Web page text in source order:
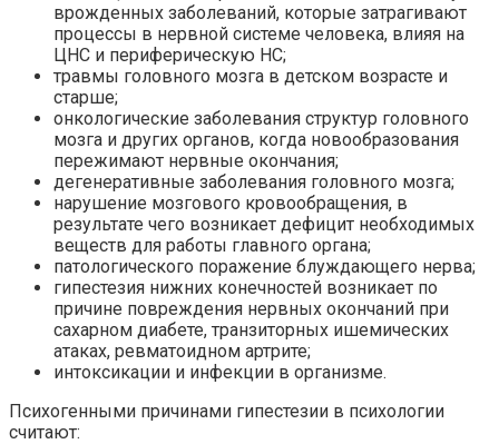
врожденных заболеваний, которые затрагивают
процессы в нервной системе человека, влияя на
ЦНС и периферическую НС;
травмы головного мозга в детском возрасте и
старше;
онкологические заболевания структур головного
мозга и других органов, когда новообразования
пережимают нервные окончания;
дегенеративные заболевания головного мозга;
нарушение мозгового кровообращения, в
результате чего возникает дефицит необходимых
веществ для работы главного органа;
патологического поражение блуждающего нерва;
гипестезия нижних конечностей возникает по
причине повреждения нервных окончаний при
сахарном диабете, транзиторных ишемических
атаках, ревматоидном артрите;
интоксикации и инфекции в организме.
Психогенными причинами гипестезии в психологии
считают: